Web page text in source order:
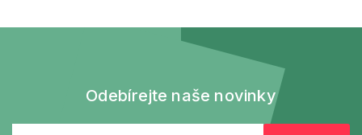
Odebírejte naše novinky